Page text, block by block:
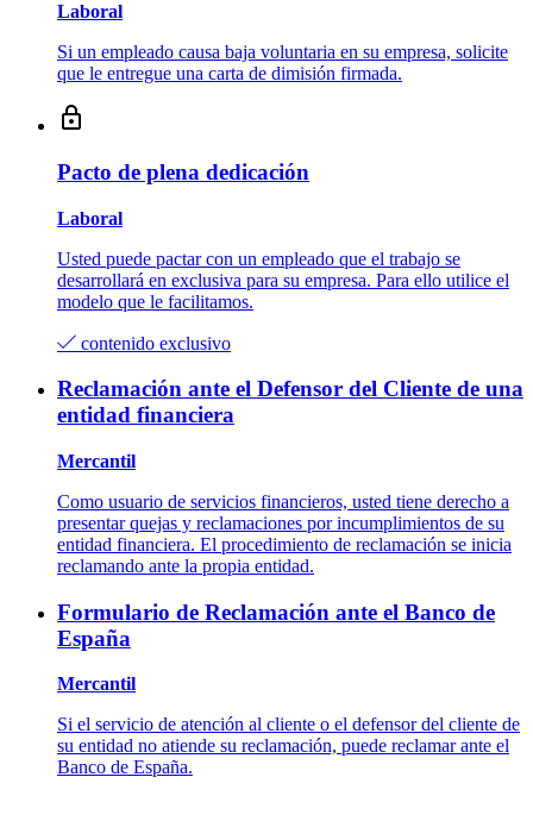
Laboral
Si un empleado causa baja voluntaria en su empresa, solicite
que le entregue una carta de dimisión firmada.
Pacto de plena dedicación
Laboral
Usted puede pactar con un empleado que el trabajo se
desarrollará en exclusiva para su empresa. Para ello utilice el
modelo que le facilitamos.
contenido exclusivo
Reclamación ante el Defensor del Cliente de una
entidad financiera
Mercantil
Como usuario de servicios financieros, usted tiene derecho a
presentar quejas y reclamaciones por incumplimientos de su
entidad financiera. El procedimiento de reclamación se inicia
reclamando ante la propia entidad.
Formulario de Reclamación ante el Banco de
España
Mercantil
Si el servicio de atención al cliente o el defensor del cliente de
su entidad no atiende su reclamación, puede reclamar ante el
Banco de España.